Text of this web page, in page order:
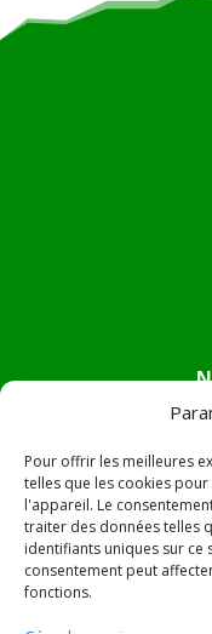
Pour offrir les meilleures
telles que les cookies
l'appareil. Le
traiter des données telles
identifiants uniques sur ce
consentement peut
fonctions.
Mail:
Adresse :